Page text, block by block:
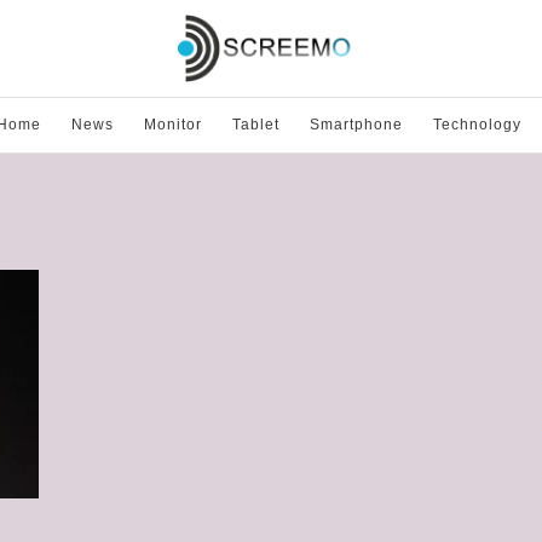
Home News Monitor Tablet Smartphone Technology